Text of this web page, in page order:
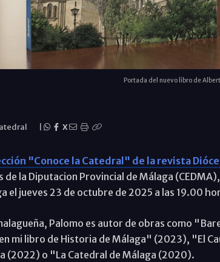
Portada del nuevo libro de
X
"Conoce la Catedral" de la revista
la Diputacion Provincial de Málaga
el jueves 23 de octubre de 2025 a las 19.00
Palomo es autor de obras como
mi libro de Historia de Málaga" (2023), "El
(2022) o "La Catedral de Málaga (2020).